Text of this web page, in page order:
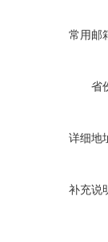
常用邮
省
详细地
补充说